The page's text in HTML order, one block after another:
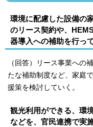
環境に配慮した設備の
のリース契約や、
器導入への補助を行っ
（回答）リース事業への
たな補助制度など、家庭
援策を検討していく。
観光利用ができる、環
などを、官民連携で実